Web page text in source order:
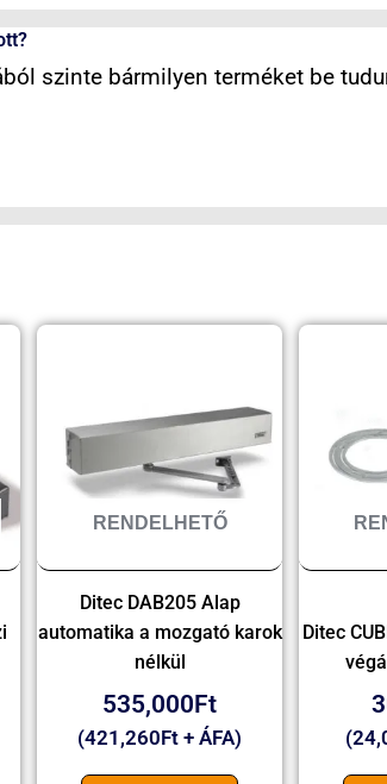
szinte bármilyen terméket be
RENDELHETŐ
Ditec DAB205 Alap
automatika a mozgató karok
nélkül
535,000Ft
(421,260Ft + ÁFA)
Ditec
(